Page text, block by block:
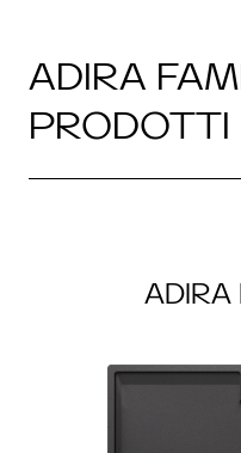
ADIRA
PRODOTTI
ADIRA